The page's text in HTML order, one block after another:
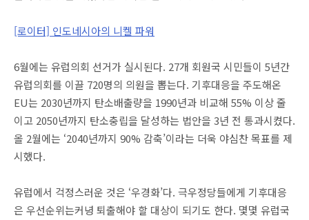
[로이터] 인도네시아의 니켈 파워
6월에는 유럽의회 선거가 실시된다. 27개 회원국 시민들이 5년간
유럽의회를 이끌 720명의 의원을 뽑는다. 기후대응을 주도해온
EU는 2030년까지 탄소배출량을 1990년과 비교해 55% 이상 줄
이고 2050년까지 탄소충립을 달성하는 법안을 3년 전 통과시켰다.
올 2월에는 ‘2040년까지 90% 감축’이라는 더욱 야심찬 목표를 제
시했다.
유럽에서 걱정스러운 것은 ‘우경화’다. 극우정당들에게 기후대응
은 우선순위는커녕 퇴출해야 할 대상이 되기도 한다. 몇몇 유럽국